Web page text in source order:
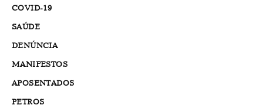
COVID-19
SAÚDE
DENÚNCIA
MANIFESTOS
APOSENTADOS
PETROS